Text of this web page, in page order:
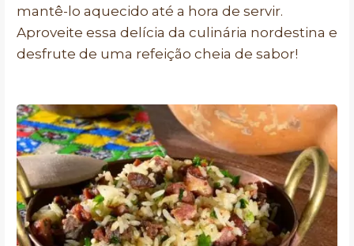
mantê-lo aquecido até a hora de servir.
Aproveite essa delícia da culinária nordestina e
desfrute de uma refeição cheia de sabor!